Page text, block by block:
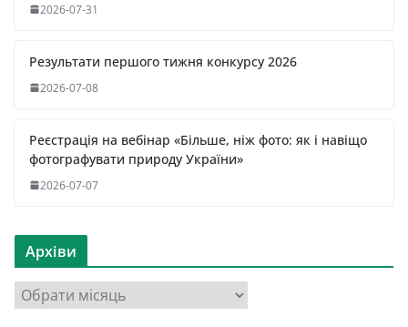
2026-07-31
Результати першого тижня конкурсу 2026
2026-07-08
Реєстрація на вебінар «Більше, ніж фото: як і навіщо
фотографувати природу України»
2026-07-07
Архіви
р